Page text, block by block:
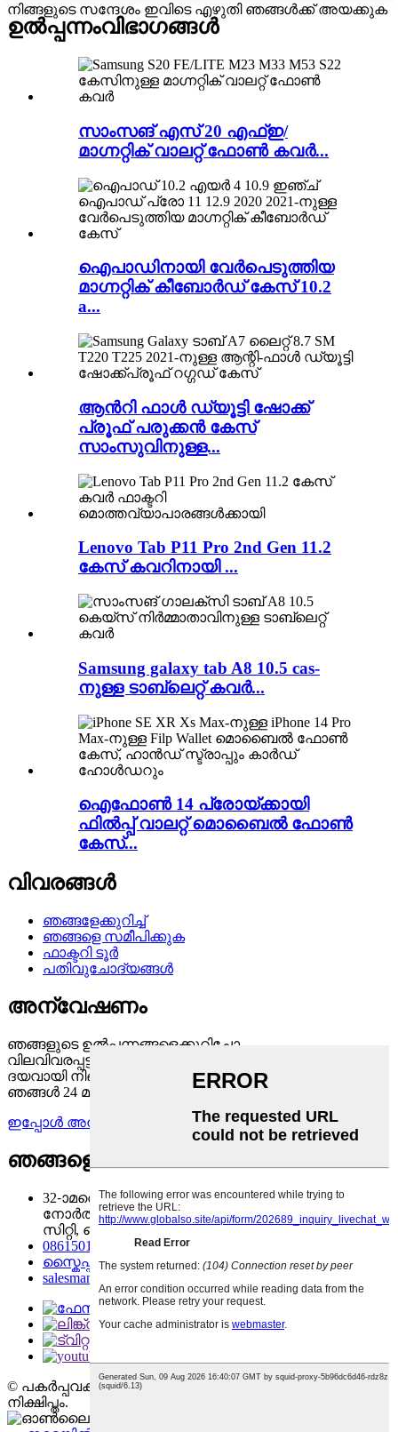
നിങ്ങളുടെ സന്ദേശം ഇവിടെ എഴുതി ഞങ്ങൾക്ക് അയക്കുക
ഉൽപ്പന്നംവിഭാഗങ്ങൾ
സാംസങ് എസ് 20 എഫ്ഇ/
മാഗ്നറ്റിക് വാലറ്റ് ഫോൺ കവർ...
ഐപാഡിനായി വേർപെടുത്തിയ
മാഗ്നറ്റിക് കീബോർഡ് കേസ് 10.2
a...
ആൻറി ഫാൾ ഡ്യൂട്ടി ഷോക്ക്
പ്രൂഫ് പരുക്കൻ കേസ്
സാംസുവിനുള്ള...
Lenovo Tab P11 Pro 2nd Gen 11.2
കേസ് കവറിനായി ...
Samsung galaxy tab A8 10.5 cas-
നുള്ള ടാബ്‌ലെറ്റ് കവർ...
ഐഫോൺ 14 പ്രോയ്‌ക്കായി
ഫിൽപ്പ് വാലറ്റ് മൊബൈൽ ഫോൺ
കേസ്...
വിവരങ്ങൾ
ഞങ്ങളേക്കുറിച്ച്
ഞങ്ങളെ സമീപിക്കുക
ഫാക്ടറി ടൂർ
പതിവുചോദ്യങ്ങൾ
അന്വേഷണം
ഞങ്ങളുടെ ഉൽപ്പന്നങ്ങളെക്കുറിച്ചോ
വിലവിവരപ്പട്ടികയെക്കുറിച്ചോ ഉള്ള അന്വേഷണങ്ങൾക്ക്,
ദയവായി നിങ്ങളുടെ ഇമെയിൽ ഞങ്ങൾക്ക് അയയ്ക്കുക,
ഞങ്ങൾ 24 മണിക്കൂറിനുള്ളിൽ ബന്ധപ്പെടും.
ഇപ്പോൾ അന്വേഷണം
ഞങ്ങളെ സമീപിക്കുക
32-ാമത്തെ കെട്ടിടം, ചാങ്‌പിംഗ് വ്യവസായ കേന്ദ്രം,
നോർത്ത് റോഡ്, ചാങ്‌പിംഗ് ടൗൺ, ഡോങ്‌ഗുവാങ്
സിറ്റി, ചൈന
08615019264921
സ്കൈപ്പ്: വാക്കർമൂവിംഗ്
salesmanager@walkers-nfcase.com
© പകർപ്പവകാശം - 2010-2021 : എല്ലാ അവകാശങ്ങളും
നിക്ഷിപ്തം.